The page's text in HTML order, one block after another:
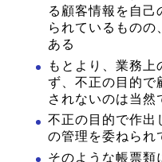
る顧客情報を自己
られているものの
ある
もとより、業務上
ず、不正の目的で
されないのは当然
不正の目的で作出
の管理を委ねられ
そのような帳票類